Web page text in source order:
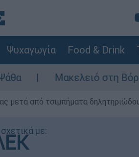
Ψυχαγωγία Food & Drink
στη Βόρεια Καρολίνα
μετά από τσιμπήματα
με: